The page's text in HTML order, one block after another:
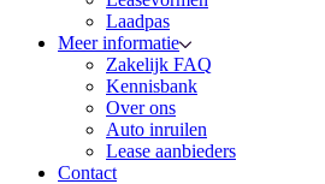
Laadpas
Meer informatie
Zakelijk FAQ
Kennisbank
Over ons
Auto inruilen
Lease aanbieders
Contact